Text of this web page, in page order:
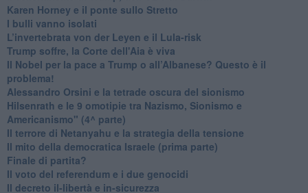
​Karen Horney e il ponte sullo Stretto
​I bulli vanno isolati
L’invertebrata von der Leyen e il Lula-risk
Trump soffre, la Corte dell'Aia è viva
​Il Nobel per la pace a Trump o all’Albanese? Questo è il
problema!
​Alessandro Orsini e la tetrade oscura del sionismo
​Hilsenrath e le 9 omotipie tra Nazismo, Sionismo e
Americanismo" (4^ parte)
​Il terrore di Netanyahu e la strategia della tensione
Il mito della democratica Israele (prima parte)
​Finale di partita?
​Il voto del referendum e i due genocidi
Il decreto il-libertà e in-sicurezza